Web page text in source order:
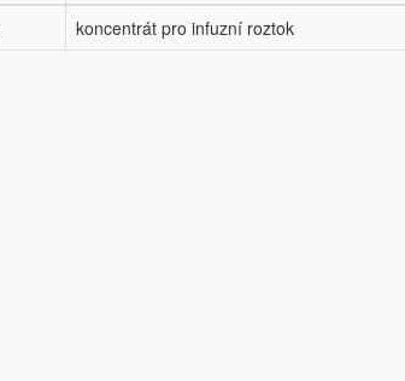
koncentrát pro infuzní roztok